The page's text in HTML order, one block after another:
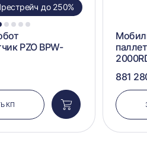
2 3 4 5
до 250%
PZO BPW-
КП
Добавить
в
корзину
881